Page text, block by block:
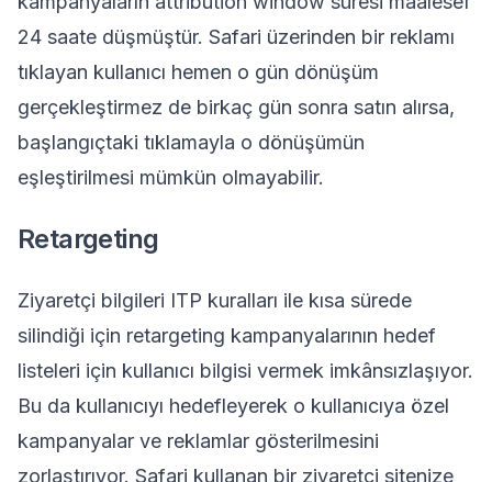
24 saate düşmüştür. Safari üzerinden bir reklamı
tıklayan kullanıcı hemen o gün dönüşüm
gerçekleştirmez de birkaç gün sonra satın alırsa,
başlangıçtaki tıklamayla o dönüşümün
eşleştirilmesi mümkün olmayabilir.
Retargeting
Ziyaretçi bilgileri ITP kuralları ile kısa sürede
silindiği için retargeting kampanyalarının hedef
listeleri için kullanıcı bilgisi vermek imkânsızlaşıyor.
Bu da kullanıcıyı hedefleyerek o kullanıcıya özel
kampanyalar ve reklamlar gösterilmesini
zorlaştırıyor. Safari kullanan bir ziyaretçi sitenize